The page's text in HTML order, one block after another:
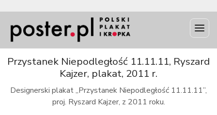
Przystanek Niepodległość 11.11.11, Ryszard
Kajzer, plakat, 2011 r.
Designerski plakat „Przystanek Niepodległość 11.11.11”,
proj. Ryszard Kajzer, z 2011 roku.